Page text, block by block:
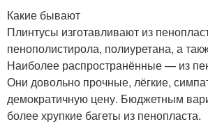
Какие бывают
Плинтусы изготавливают из
пенополистирола, полиуретана, а
Наиболее распространённые — из
Они довольно прочные, лёгкие,
демократичную цену. Бюджетным
более хрупкие багеты из пенопласта.